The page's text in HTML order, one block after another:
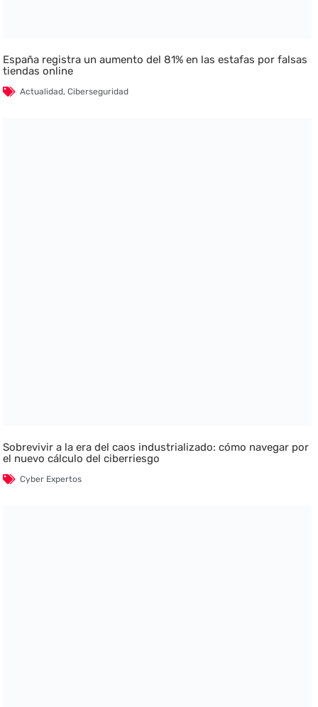
España registra un aumento del 81% en las estafas por falsas
tiendas online
Actualidad,Ciberseguridad
Sobrevivir a la era del caos industrializado: cómo navegar por
el nuevo cálculo del ciberriesgo
Cyber Expertos